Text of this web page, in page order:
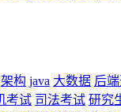
架构 java 大数据 后
考试 司法考试 研究